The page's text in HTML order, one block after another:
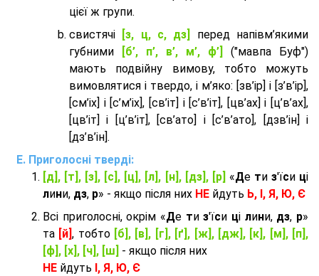
цієї ж групи.
cвистячі
[з, ц, с, дз]
перед напівм’якими
губними
[б’, п’, в’, м’, ф’]
("мавпа Буф")
мають подвійну вимову, тобто можуть
вимовлятися і твердо, і м’яко: [зв’ір] і [з’в’ір],
[см’іх] і [с’м’іх], [св’іт] і [с’в’іт], [цв’ах] і [ц’в’ах],
[цв’іт] і [ц’в’іт], [св’ато] і [с’в’ато], [дзв’iн] і
[дз’в’iн].
Приголосні тверді:
[д], [т], [з], [с], [ц], [л], [н], [дз], [р] «Де ти з'їси ці
лини, дз, р» - якщо після них НЕ йдуть Ь, І, Я, Ю, Є
Всі приголосні, окрім «Де тиз'їси ці лини, дз, р»
та [й], тобто [б], [в], [г], [ґ], [ж], [дж], [к], [м], [п],
[ф], [х], [ч], [ш] - якщо після них
НЕ йдуть І, Я, Ю, Є